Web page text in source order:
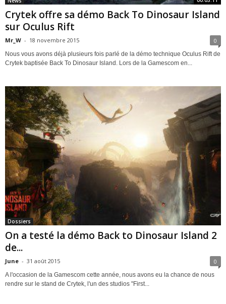
Crytek offre sa démo Back To Dinosaur Island
sur Oculus Rift
Mr_W - 18 novembre 2015 0
Nous vous avons déjà plusieurs fois parlé de la démo technique Oculus Rift de
Crytek baptisée Back To Dinosaur Island. Lors de la Gamescom en...
Dossiers
On a testé la démo Back to Dinosaur Island 2
de...
June - 31 août 2015 0
A l'occasion de la Gamescom cette année, nous avons eu la chance de nous
rendre sur le stand de Crytek, l'un des studios "First...